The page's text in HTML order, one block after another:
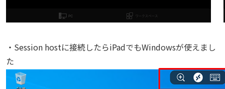
・Session hostに接続したらiPadでもWindowsが使えまし
た